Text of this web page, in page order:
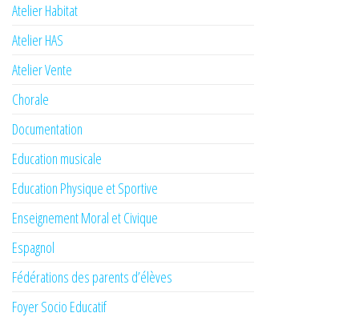
Atelier Habitat
Atelier HAS
Atelier Vente
Chorale
Documentation
Education musicale
Education Physique et Sportive
Enseignement Moral et Civique
Espagnol
Fédérations des parents d’élèves
Foyer Socio Educatif